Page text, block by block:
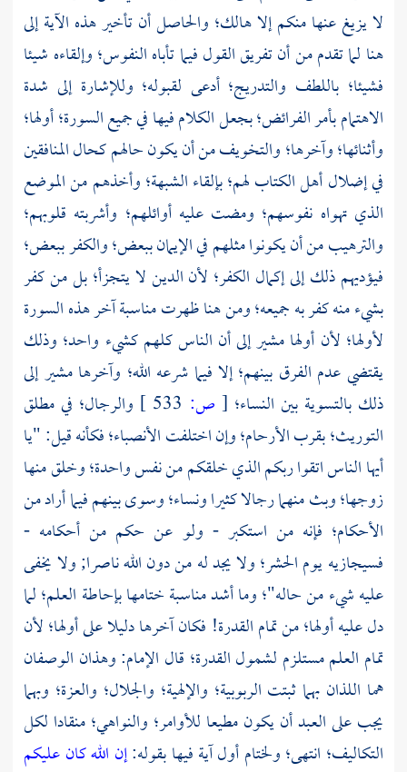
لا يزيغ عنها منكم إلا هالك؛ والحاصل أن تأخير هذه الآية إلى
هنا لما تقدم من أن تفريق القول فيما تأباه النفوس؛ وإلقاءه شيئا
فشيئا؛ باللطف والتدريج؛ أدعى لقبوله؛ وللإشارة إلى شدة
الاهتمام بأمر الفرائض؛ بجعل الكلام فيها في جميع السورة؛ أولها؛
وأثنائها؛ وآخرها؛ والتخويف من أن يكون حالهم كحال المنافقين
في إضلال أهل الكتاب لهم؛ بإلقاء الشبهة؛ وأخذهم من الموضع
الذي تهواه نفوسهم؛ ومضت عليه أوائلهم؛ وأشربته قلوبهم؛
والترهيب من أن يكونوا مثلهم في الإيمان ببعض؛ والكفر ببعض؛
فيؤديهم ذلك إلى إكمال الكفر؛ لأن الدين لا يتجزأ؛ بل من كفر
بشيء منه كفر به جميعه؛ ومن هنا ظهرت مناسبة آخر هذه السورة
لأولها؛ لأن أولها مشير إلى أن الناس كلهم كشيء واحد؛ وذلك
يقتضي عدم الفرق بينهم؛ إلا فيما شرعه الله؛ وآخرها مشير إلى
ذلك بالتسوية بين النساء؛ [ ص:
والرجال؛ في مطلق
التوريث؛ بقرب الأرحام؛ وإن اختلفت الأنصباء؛ فكأنه قيل: "يا
أيها الناس اتقوا ربكم الذي خلقكم من نفس واحدة؛ وخلق منها
زوجها؛ وبث منهما رجالا كثيرا ونساء؛ وسوى بينهم فيما أراد من
الأحكام؛ فإنه من استكبر - ولو عن حكم من أحكامه -
فسيجازيه يوم الحشر؛ ولا يجد له من دون الله ناصرا; ولا يخفى
عليه شيء من حاله"؛ وما أشد مناسبة ختامها بإحاطة العلم؛ لما
دل عليه أولها؛ من تمام القدرة! فكان آخرها دليلا على أولها؛ لأن
تمام العلم مستلزم لشمول القدرة؛ قال الإمام:وهذان الوصفان
هما اللذان بهما ثبتت الربوبية؛ والإلهية؛ والجلال؛ والعزة؛ وبهما
يجب على العبد أن يكون مطيعا للأوامر؛ والنواهي؛ منقادا لكل
التكاليف؛ انتهى؛ ولختام أول آية فيها بقوله:إن الله كان عليكم